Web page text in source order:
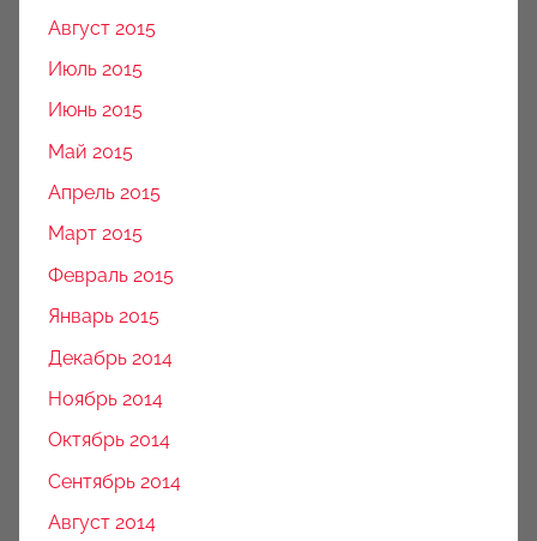
Август 2015
Июль 2015
Июнь 2015
Май 2015
Апрель 2015
Март 2015
Февраль 2015
Январь 2015
Декабрь 2014
Ноябрь 2014
Октябрь 2014
Сентябрь 2014
Август 2014